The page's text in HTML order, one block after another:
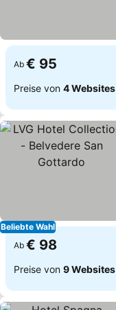
Ab € 95
Preise von 4 Websites
Beliebte Wahl
Ab € 98
Preise von 9 Websites